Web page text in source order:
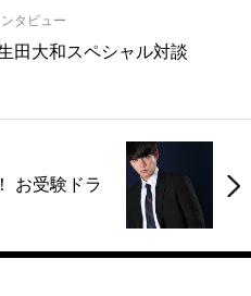
タビュー
田大和スペシャル対談
お受験ドラ